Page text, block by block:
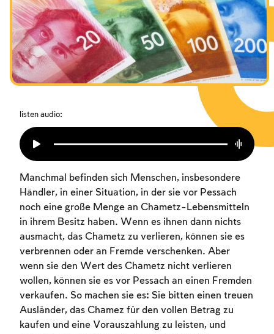
Das Fasten der Zerstörung
Amtseinführung
Purim
listen audio:
Manchmal befinden sich Menschen, insbesondere
Händler, in einer Situation, in der sie vor Pessach
noch eine große Menge an Chametz-Lebensmitteln
in ihrem Besitz haben. Wenn es ihnen dann nichts
ausmacht, das Chametz zu verlieren, können sie es
verbrennen oder an Fremde verschenken. Aber
wenn sie den Wert des Chametz nicht verlieren
wollen, können sie es vor Pessach an einen Fremden
verkaufen. So machen sie es: Sie bitten einen treuen
Ausländer, das Chamez für den vollen Betrag zu
kaufen und eine Vorauszahlung zu leisten, und